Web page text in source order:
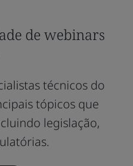
de webinars
técnicos do
tópicos que
legislação,